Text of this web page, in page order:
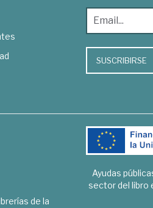
SUSCRIBIRSE
de la
Ayudas
sector del libro